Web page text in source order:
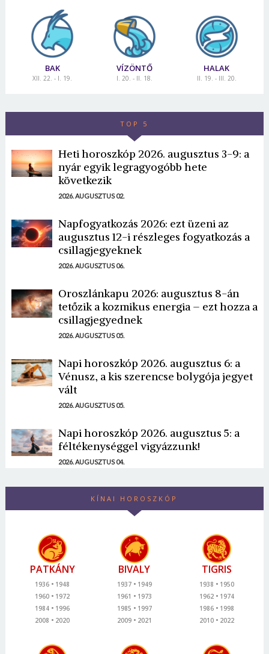
BAK
XII. 22. - I. 19.
VÍZÖNTŐ
I. 20. - II. 18.
HALAK
II. 19. - III. 20.
TOP 5
Heti horoszkóp 2026. augusztus 3-9: a
nyár egyik legragyogóbb hete
következik
2026. AUGUSZTUS 02.
Napfogyatkozás 2026: ezt üzeni az
augusztus 12-i részleges fogyatkozás a
csillagjegyeknek
2026. AUGUSZTUS 06.
Oroszlánkapu 2026: augusztus 8-án
tetőzik a kozmikus energia – ezt hozza a
csillagjegyednek
2026. AUGUSZTUS 05.
Napi horoszkóp 2026. augusztus 6: a
Vénusz, a kis szerencse bolygója jegyet
vált
2026. AUGUSZTUS 05.
Napi horoszkóp 2026. augusztus 5: a
féltékenységgel vigyázzunk!
2026. AUGUSZTUS 04.
KÍNAI HOROSZKÓP
PATKÁNY
1936
1948
1960
1972
1984
1996
2008
2020
BIVALY
1937
1949
1961
1973
1985
1997
2009
2021
TIGRIS
1938
1950
1962
1974
1986
1998
2010
2022